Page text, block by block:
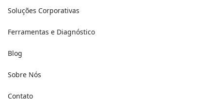
Soluções Corporativas
Ferramentas e Diagnóstico
Blog
Sobre Nós
Contato